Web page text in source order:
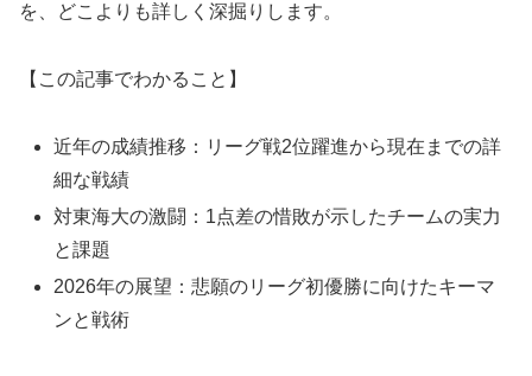
を、どこよりも詳しく深掘りします。
【この記事でわかること】
近年の成績推移：リーグ戦2位躍進から現在までの詳
細な戦績
対東海大の激闘：1点差の惜敗が示したチームの実力
と課題
2026年の展望：悲願のリーグ初優勝に向けたキーマ
ンと戦術